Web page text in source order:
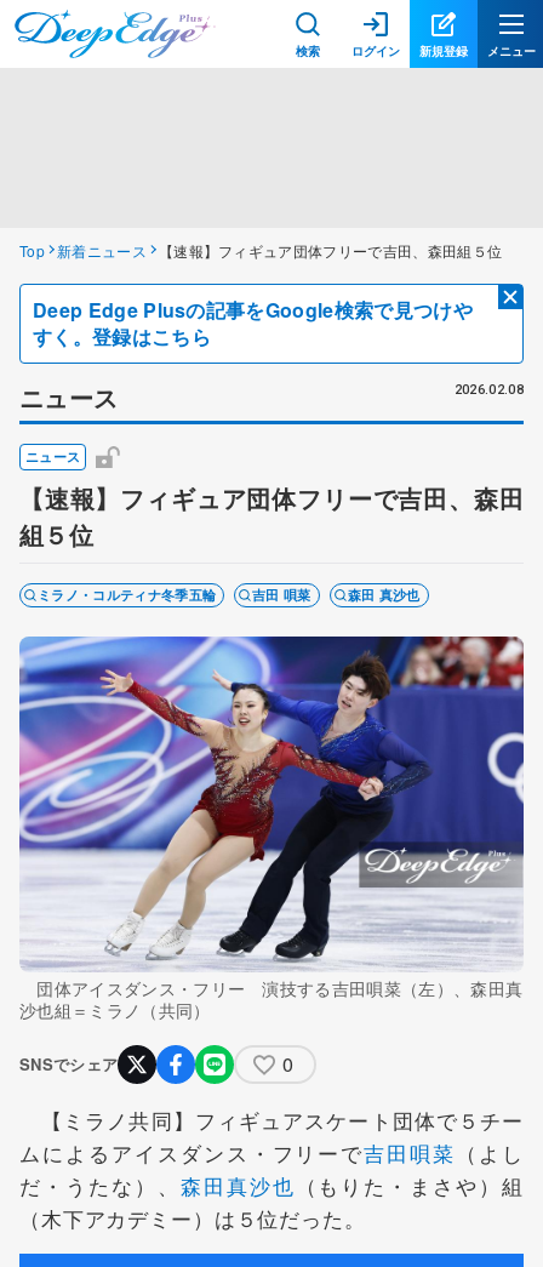
検索 ログイン 新規登録 メニュー
Top 新着ニュース 【速報】フィギュア団体フリーで吉田、森田組５位
Deep Edge Plusの記事をGoogle検索で見つけや
すく。登録はこちら
ニュース 2026.02.08
ニュース
【速報】フィギュア団体フリーで吉田、森田
組５位
ミラノ・コルティナ冬季五輪 吉田 唄菜 森田 真沙也
団体アイスダンス・フリー 演技する吉田唄菜（左）、森田真
沙也組＝ミラノ（共同）
SNSでシェア 0
【ミラノ共同】フィギュアスケート団体で５チー
ムによるアイスダンス・フリーで吉田唄菜 （よし
だ・うたな）、 森田真沙也 （もりた・まさや）組
（木下アカデミー）は５位だった。